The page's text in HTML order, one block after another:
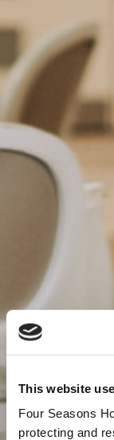
This website
Four Seasons
protecting and